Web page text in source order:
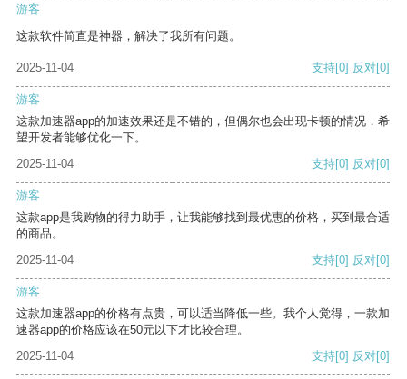
游客
这款软件简直是神器，解决了我所有问题。
2025-11-04 支持[0] 反对[0]
游客
这款加速器app的加速效果还是不错的，但偶尔也会出现卡顿的情况，希
望开发者能够优化一下。
2025-11-04
支持[0] 反对[0]
游客
这款app是我购物的得力助手，让我能够找到最优惠的价格，买到最合适
的商品。
2025-11-04
支持[0] 反对[0]
游客
这款加速器app的价格有点贵，可以适当降低一些。我个人觉得，一款加
速器app的价格应该在50元以下才比较合理。
2025-11-04
支持[0] 反对[0]